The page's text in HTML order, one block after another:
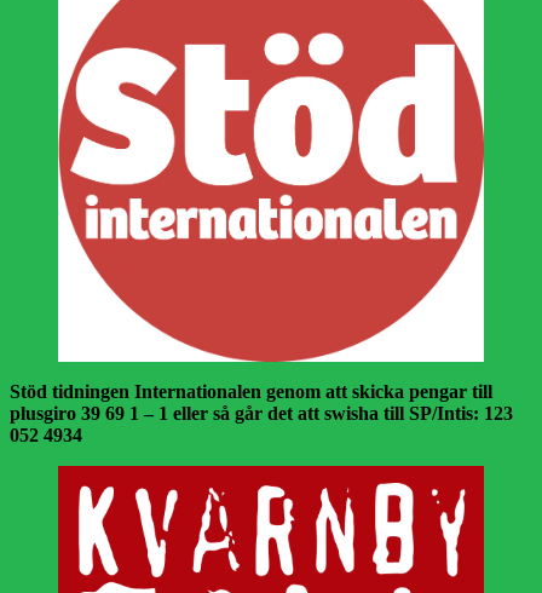
Stöd tidningen Internationalen genom att skicka pengar till
plusgiro 39 69 1 – 1 eller så går det att swisha till SP/Intis: 123
052 4934